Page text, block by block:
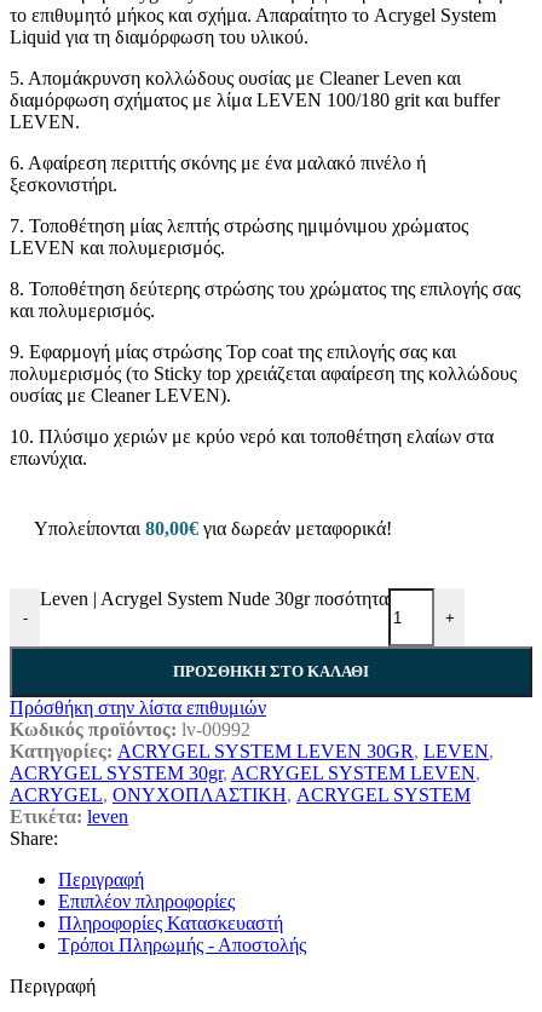
το επιθυμητό μήκος και σχήμα. Απαραίτητο το Acrygel System
Liquid για τη διαμόρφωση του υλικού.
5. Απομάκρυνση κολλώδους ουσίας με Cleaner Leven και
διαμόρφωση σχήματος με λίμα LEVEN 100/180 grit και buffer
LEVEN.
6. Αφαίρεση περιττής σκόνης με ένα μαλακό πινέλο ή
ξεσκονιστήρι.
7. Τοποθέτηση μίας λεπτής στρώσης ημιμόνιμου χρώματος
LEVEN και πολυμερισμός.
8. Τοποθέτηση δεύτερης στρώσης του χρώματος της επιλογής σας
και πολυμερισμός.
9. Εφαρμογή μίας στρώσης Top coat της επιλογής σας και
πολυμερισμός (το Sticky top χρειάζεται αφαίρεση της κολλώδους
ουσίας με Cleaner LEVEN).
10. Πλύσιμο χεριών με κρύο νερό και τοποθέτηση ελαίων στα
επωνύχια.
Υπολείπονται 80,00€ για δωρεάν μεταφορικά!
-
Leven | Acrygel System Nude 30gr ποσότητα
+
ΠΡΟΣΘΉΚΗ ΣΤΟ ΚΑΛΆΘΙ
Πρόσθήκη στην λίστα επιθυμιών
Κωδικός προϊόντος: lv-00992
Κατηγορίες: ACRYGEL SYSTEM LEVEN 30GR, LEVEN,
ACRYGEL SYSTEM 30gr, ACRYGEL SYSTEM LEVEN,
ACRYGEL, ΟΝΥΧΟΠΛΑΣΤΙΚΗ, ACRYGEL SYSTEM
Ετικέτα: leven
Share:
Περιγραφή
Επιπλέον πληροφορίες
Πληροφορίες Κατασκευαστή
Τρόποι Πληρωμής - Αποστολής
Περιγραφή